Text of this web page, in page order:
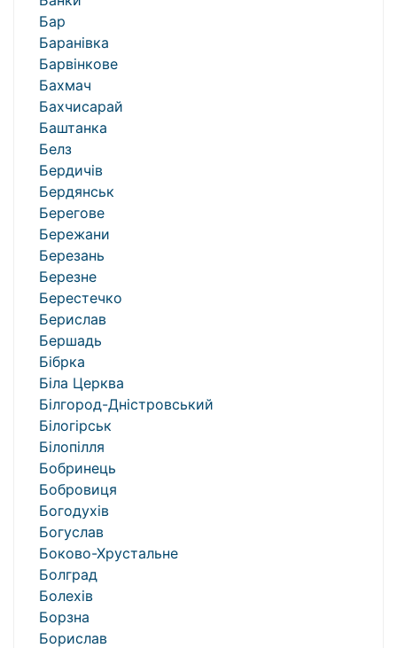
Бар
Баранівка
Барвінкове
Бахмач
Бахчисарай
Баштанка
Белз
Бердичів
Бердянськ
Берегове
Бережани
Березань
Березне
Берестечко
Берислав
Бершадь
Бібрка
Біла Церква
Білгород-Дністровський
Білогірськ
Білопілля
Бобринець
Бобровиця
Богодухів
Богуслав
Боково-Хрустальне
Болград
Болехів
Борзна
Борислав